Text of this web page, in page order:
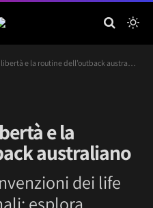
e la routine dell’outback australiano
e la
australiano
dei life
esplora,